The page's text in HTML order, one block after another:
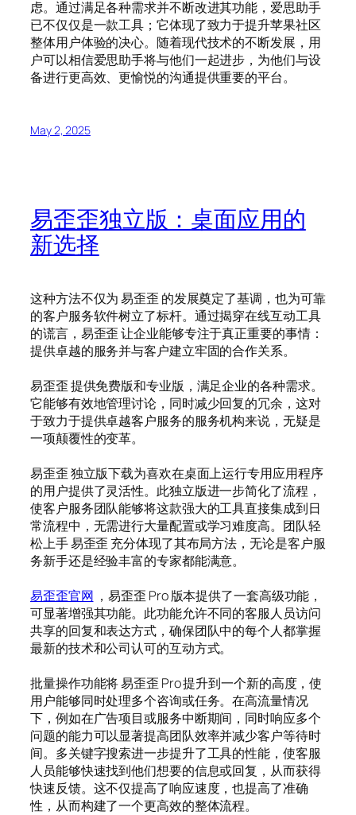
虑。通过满足各种需求并不断改进其功能，爱思助手
已不仅仅是一款工具；它体现了致力于提升苹果社区
整体用户体验的决心。随着现代技术的不断发展，用
户可以相信爱思助手将与他们一起进步，为他们与设
备进行更高效、更愉悦的沟通提供重要的平台。
May 2, 2025
易歪歪独立版：桌面应用的
新选择
这种方法不仅为 易歪歪 的发展奠定了基调，也为可靠
的客户服务软件树立了标杆。通过揭穿在线互动工具
的谎言，易歪歪 让企业能够专注于真正重要的事情：
提供卓越的服务并与客户建立牢固的合作关系。
易歪歪 提供免费版和专业版，满足企业的各种需求。
它能够有效地管理讨论，同时减少回复的冗余，这对
于致力于提供卓越客户服务的服务机构来说，无疑是
一项颠覆性的变革。
易歪歪 独立版下载为喜欢在桌面上运行专用应用程序
的用户提供了灵活性。此独立版进一步简化了流程，
使客户服务团队能够将这款强大的工具直接集成到日
常流程中，无需进行大量配置或学习难度高。团队轻
松上手 易歪歪 充分体现了其布局方法，无论是客户服
务新手还是经验丰富的专家都能满意。
易歪歪官网 ，易歪歪 Pro 版本提供了一套高级功能，
可显著增强其功能。此功能允许不同的客服人员访问
共享的回复和表达方式，确保团队中的每个人都掌握
最新的技术和公司认可的互动方式。
批量操作功能将 易歪歪 Pro 提升到一个新的高度，使
用户能够同时处理多个咨询或任务。在高流量情况
下，例如在广告项目或服务中断期间，同时响应多个
问题的能力可以显著提高团队效率并减少客户等待时
间。多关键字搜索进一步提升了工具的性能，使客服
人员能够快速找到他们想要的信息或回复，从而获得
快速反馈。这不仅提高了响应速度，也提高了准确
性，从而构建了一个更高效的整体流程。